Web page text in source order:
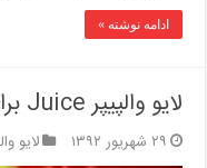
ادامه نوشته »
لایو والپیپر Juice برای اندروید
۲۹ شهریور ۱۳۹۲ لایو